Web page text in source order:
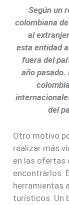
Según un
colombiana
al
esta entidad
fuera del
año pasado.
del
Otro motivo
realizar más
en las ofertas
encontrarlos.
herramientas
turísticos. Un